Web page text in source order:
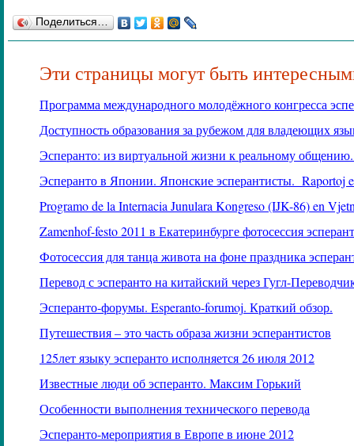
Поделиться…
Эти страницы могут быть
Программа международного молодёжного конгресса
Доступность образования за рубежом для владеющих
Эсперанто: из виртуальной жизни к реальному
Эсперанто в Японии. Японские эсперантисты. Raportoj
Programo de la Internacia Junulara Kongreso (IJK-86) en
Zamenhof-festo2011 в Екатеринбурге фотосессия
Фотосессия для танца живота на фоне праздника
Перевод с эсперанто на китайский через Гугл-
Эсперанто-форумы. Esperanto-forumoj. Краткий обзор.
Путешествия – это часть образа жизни эсперантистов
125лет языку эсперанто исполняется 26 июля 2012
Известные люди об эсперанто. Максим Горький
Особенности выполнения технического перевода
Эсперанто-мероприятия в Европе в июне 2012